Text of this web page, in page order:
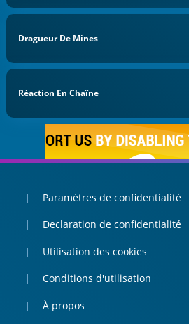
Dragueur De Mines
Réaction En Chaîne
Paramètres de confidentialité
Declaration de confidentialité
Utilisation des cookies
Conditions d'utilisation
À propos